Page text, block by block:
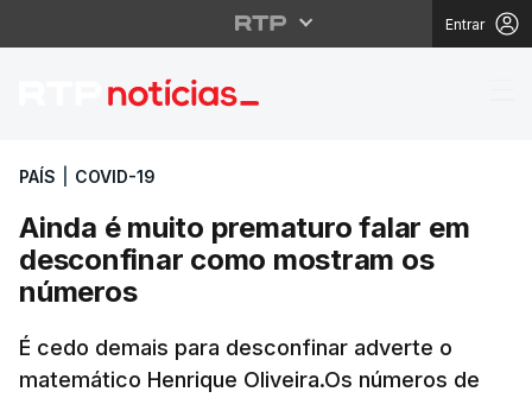
Entrar
Ainda é muito
PAÍS COVID-19
Ainda é muito prematuro falar em
desconfinar como mostram os
números
É cedo demais para desconfinar adverte o
matemático Henrique Oliveira.Os números de